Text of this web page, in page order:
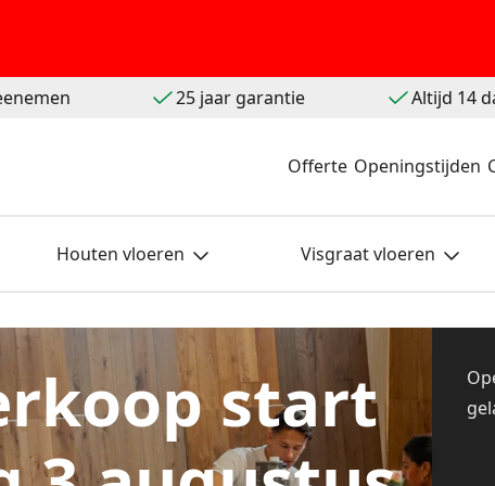
25 jaar garantie Altijd 14
Offerte Openingstijden
Houten vloeren Visgraat vloeren
start